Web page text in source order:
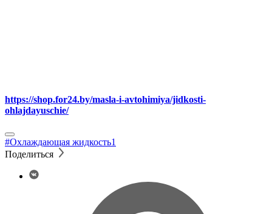
https://shop.for24.by/masla-i-avtohimiya/jidkosti-
ohlajdayuschie/
#Охлаждающая жидкость1
Поделиться